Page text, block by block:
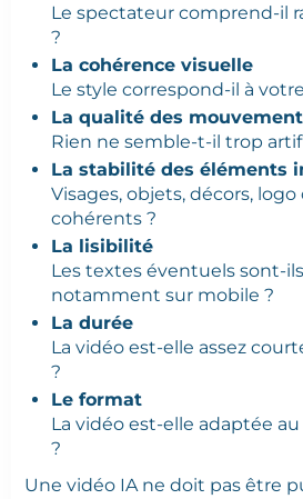
Le spectateur comprend-il
?
La cohérence visuelle
Le style correspond-il à
La qualité des
Rien ne semble-t-il trop
La stabilité des éléments
Visages, objets, décors,
cohérents ?
La lisibilité
Les textes éventuels sont-
notamment sur mobile ?
La durée
La vidéo est-elle assez
?
Le format
La vidéo est-elle adaptée
?
Une vidéo IA ne doit pas être